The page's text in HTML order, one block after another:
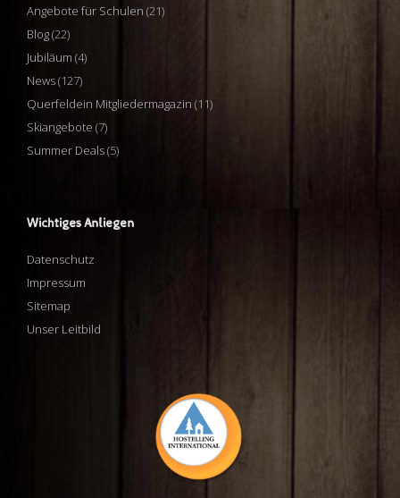
Angebote für Schulen (21)
Blog(22)
Jubiläum (4)
News(127)
Querfeldein Mitgliedermagazin (11)
Skiangebote (7)
Summer Deals(5)
Wichtiges Anliegen
Datenschutz
Impressum
Sitemap
Unser Leitbild